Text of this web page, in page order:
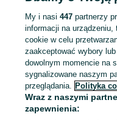
Zaloguj się lub załóż
sprzedającym
Zaloguj się / Załóż konto
Zadzwoń / SMS
My i nasi447 partnerzy
informacji na
cookie w celu
zaakceptować wybory
dowolnym momencie na
sygnalizowane naszym
przeglądania. Polityka
Wraz z naszymi
zapewnienia: